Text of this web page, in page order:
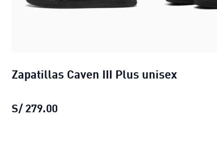
Zapatillas Caven III Plus unisex
S/ 279.00